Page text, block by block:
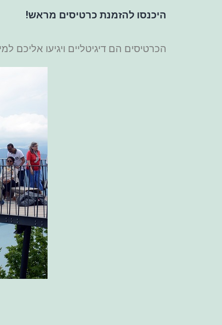
היכנסו להזמנת כרטיסים מראש!
הכרטיסים הם דיגיטליים ויגיעו אליכם